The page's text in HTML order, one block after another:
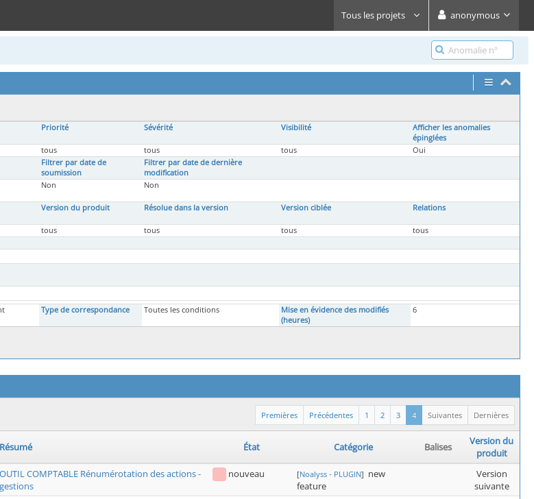
Tous les projets anonymous
Priorité Sévérité Visibilité
Afficher les anomalies
épinglées
tous tous tous
Oui
Filtrer par date de
soumission
Filtrer par date de dernière
modification
Non Non
Version du produit Résolue dans la version Version ciblée Relations
tous tous tous
tous
Type de correspondance Toutes les conditions
Mise en évidence des modifiés
(heures)
6
Dernières
Suivantes
4
3
2
1
Précédentes
Premières
Résumé État Catégorie Balises
Version du
produit
OUTIL COMPTABLE Rénumérotation des actions -
gestions
nouveau [Noalyss - PLUGIN] new
feature
Version
suivante